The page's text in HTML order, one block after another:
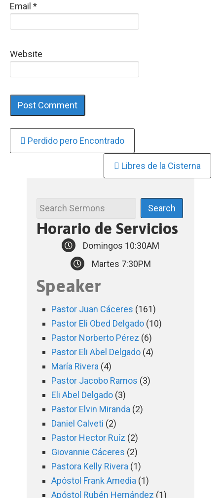
Email *
Website
Continue
Perdido pero Encontrado
Libres de la Cisterna
Horario de Servicios
Domingos 10:30AM
Martes 7:30PM
Speaker
Pastor Juan Cáceres (161)
Pastor Eli Obed Delgado (10)
Pastor Norberto Pérez (6)
Pastor Eli Abel Delgado (4)
María Rivera (4)
Pastor Jacobo Ramos (3)
Eli Abel Delgado (3)
Pastor Elvin Miranda (2)
Daniel Calveti (2)
Pastor Hector Ruíz (2)
Giovannie Cáceres (2)
Pastora Kelly Rivera (1)
Apóstol Frank Amedia (1)
Apóstol Rubén Hernández (1)